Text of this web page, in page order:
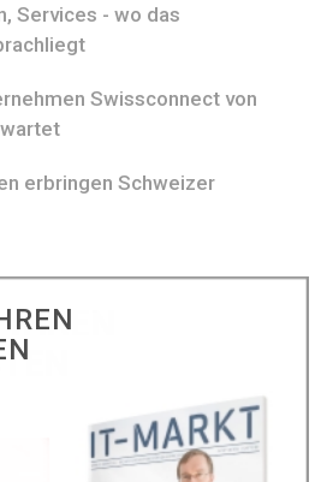
Services - wo das
Swissconnect von
erbringen Schweizer